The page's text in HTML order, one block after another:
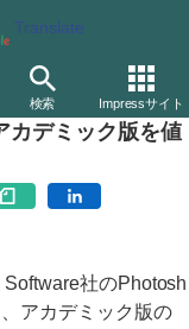
Translate
検索 Impressサイト
/ソフトウェア ソフト
カデミック版を値
社のPhotosh
アカデミック版の